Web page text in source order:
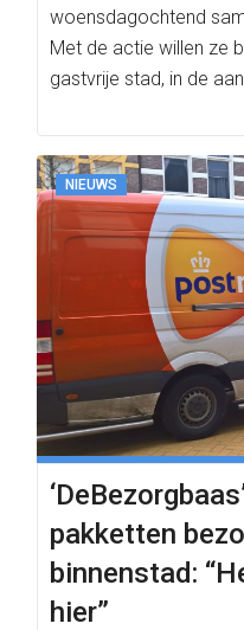
woensdagochtend
Met de actie willen ze
gastvrije stad, in de
NIEUWS
pakketten
binnenstad:
hier”